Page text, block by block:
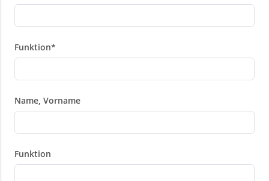
Funktion*
Name, Vorname
Funktion